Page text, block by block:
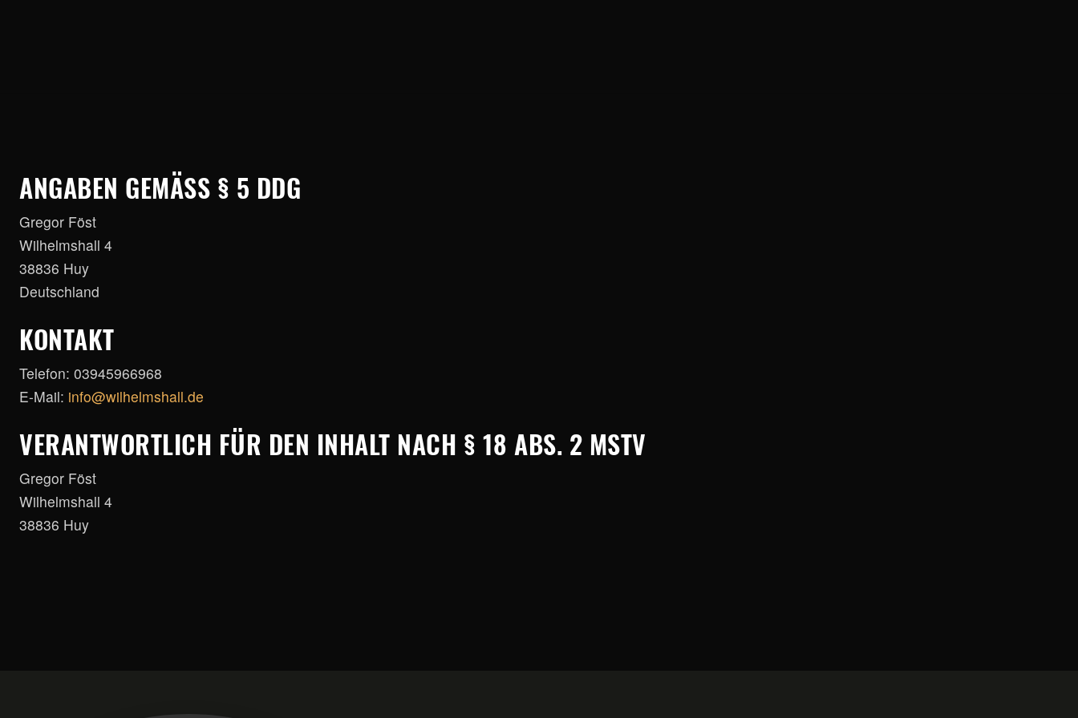
ANGABEN GEMÄSS § 5 DDG
Gregor Föst
Wilhelmshall 4
38836 Huy
Deutschland
KONTAKT
Telefon: 03945966968
E-Mail: info@wilhelmshall.de
VERANTWORTLICH FÜR DEN INHALT NACH § 18 ABS. 2 MSTV
Gregor Föst
Wilhelmshall 4
38836 Huy